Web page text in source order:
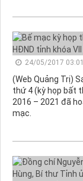
24/05/2017
(Web Quảng Trị)
thứ 4 (kỳ họp bất
2016 – 2021 đã
mạc.